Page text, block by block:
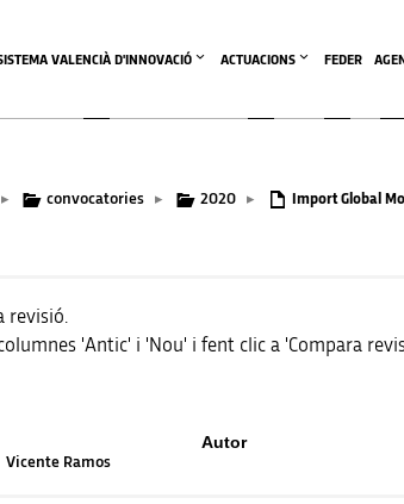
VALENCIÀ D'INNOVACIÓ ACTUACIONS FEDER
▸ convocatories ▸ 2020 ▸ Import Global
revisió.
'Antic' i 'Nou' i fent clic a 'Compara
Autor
Vicente Ramos